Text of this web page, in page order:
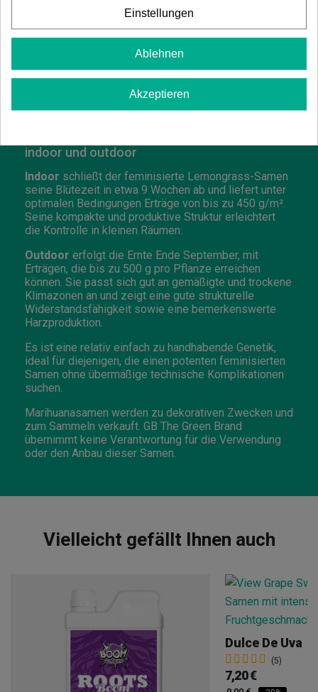
entspannendere Nuance).Beim Verdampfen
verstärkt sich der Kontrast zwischen Säure und
Gas,was ein komplexes und modernes
organoleptisches Erlebnis bietet.
Es ist eine Sorte, die besonders von Liebhabern sehr
ausgeprägter „Lemon-Gas“-Profile geschätzt wird,
typisch für die aktuelle kalifornische Szene.
indoor und outdoor
Indoor schließt der feminisierte Lemongrass-Samen
seine Blütezeit in etwa 9 Wochen ab und liefert unter
optimalen Bedingungen Erträge von bis zu 450 g/m².
Seine kompakte und produktive Struktur erleichtert
die Kontrolle in kleinen Räumen.
Outdoor erfolgt die Ernte Ende September, mit
Erträgen, die bis zu 500 g pro Pflanze erreichen
können. Sie passt sich gut an gemäßigte und trockene
Klimazonen an und zeigt eine gute strukturelle
Widerstandsfähigkeit sowie eine bemerkenswerte
Harzproduktion.
Es ist eine relativ einfach zu handhabende Genetik,
ideal für diejenigen, die einen potenten feminisierten
Samen ohne übermäßige technische Komplikationen
suchen.
Marihuanasamen werden zu dekorativen Zwecken und
zum Sammeln verkauft. GB The Green Brand
übernimmt keine Verantwortung für die Verwendung
oder den Anbau dieser Samen.
Vielleicht gefällt Ihnen auch
Dulce De Uva
(5)
7,20 €
Einstellungen
Ablehnen
Akzeptieren